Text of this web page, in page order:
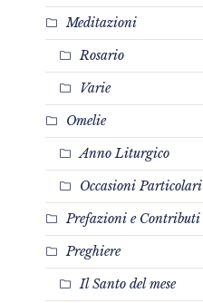
Meditazioni
Rosario
Varie
Omelie
Anno Liturgico
Occasioni Particolari
Prefazioni e Contributi
Preghiere
Il Santo del mese